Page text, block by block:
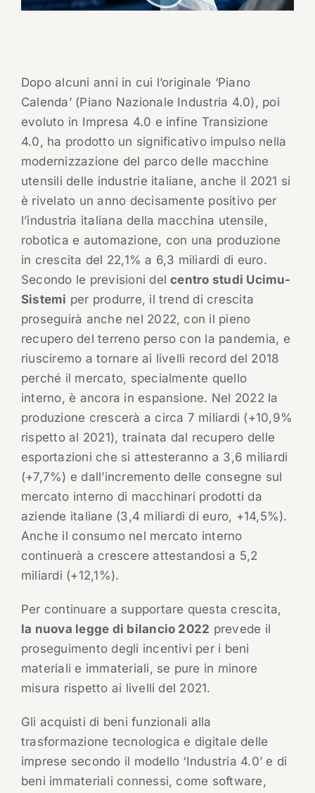
Dopo alcuni anni in cui l’originale ‘Piano
Calenda’ (Piano Nazionale Industria 4.0), poi
evoluto in Impresa 4.0 e infine Transizione
4.0, ha prodotto un significativo impulso nella
modernizzazione del parco delle macchine
utensili delle industrie italiane, anche il 2021 si
è rivelato un anno decisamente positivo per
l’industria italiana della macchina utensile,
robotica e automazione, con una produzione
in crescita del 22,1% a 6,3 miliardi di euro.
Secondo le previsioni delcentro studi Ucimu-
Sistemi per produrre, il trend di crescita
proseguirà anche nel 2022, con il pieno
recupero del terreno perso con la pandemia, e
riusciremo a tornare ai livelli record del 2018
perché il mercato, specialmente quello
interno, è ancora in espansione. Nel 2022 la
produzione crescerà a circa 7 miliardi (+10,9%
rispetto al 2021), trainata dal recupero delle
esportazioni che si attesteranno a 3,6 miliardi
(+7,7%) e dall’incremento delle consegne sul
mercato interno di macchinari prodotti da
aziende italiane (3,4 miliardi di euro, +14,5%).
Anche il consumo nel mercato interno
continuerà a crescere attestandosi a 5,2
miliardi (+12,1%).
Per continuare a supportare questa crescita,
la nuova legge di bilancio 2022 prevede il
proseguimento degli incentivi per i beni
materiali e immateriali, se pure in minore
misura rispetto ai livelli del 2021.
Gli acquisti di beni funzionali alla
trasformazione tecnologica e digitale delle
imprese secondo il modello ‘Industria 4.0’ e di
beni immateriali connessi, come software,